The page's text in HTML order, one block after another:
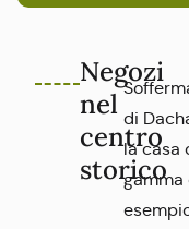
Negozi
nel
centro
storico
di
la casa
gamma